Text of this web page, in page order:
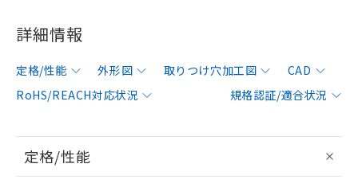
詳細情報
定格/性能 外形図 取りつけ穴加工図
CAD
RoHS/REACH対応状況
規格認証/適合状況
定格/性能